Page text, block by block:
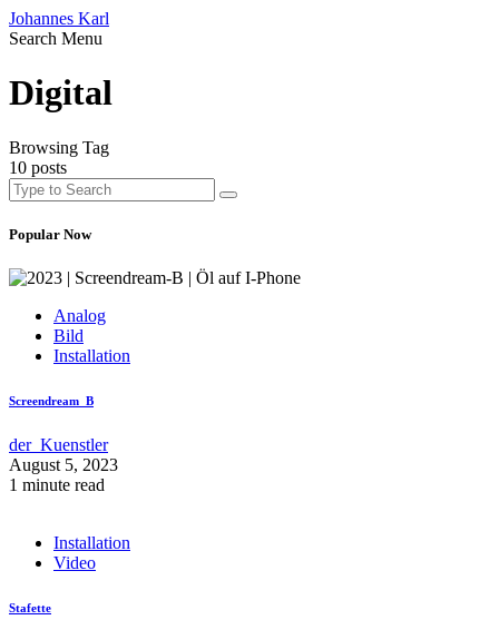
Johannes Karl
Search Menu
Digital
Browsing Tag
10 posts
Popular Now
Analog
Bild
Installation
Screendream_B
der_Kuenstler
August 5, 2023
1 minute read
Installation
Video
Stafette